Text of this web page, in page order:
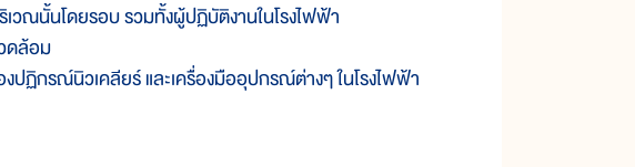
นั้นโดยรอบ รวมทั้งผู้ปฏิบัติงานในโรงไฟฟ้า
ดล้อม
กรณ์นิวเคลียร์ และเครื่องมืออุปกรณ์ต่างๆ ในโรงไฟฟ้า